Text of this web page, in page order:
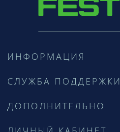
ИНФОРМАЦИЯ
СЛУЖБА ПОДДЕРЖКИ
ДОПОЛНИТЕЛЬНО